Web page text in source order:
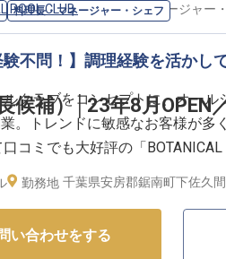
越し補助
・髭もOK etc…
り、愛犬と一緒にのんびりリ
多彩な楽しみ方をご提案している
度という距離にありながら、豊
ーフィンやキャンプなど様々な
料理長・マネージャー・シェフ
候補）│23年8月OPEN
POOL CLUBの料理長・マネージャー
験不問！】調理経験を活かし
クラブをコンセプトに、オー
。トレンドに敏感なお客様が多
コミでも大好評の「BOTANICAL
？
ればマネジメント経験不問！料
勤務地 千葉県安房郡鋸南町下佐久
い合わせをする